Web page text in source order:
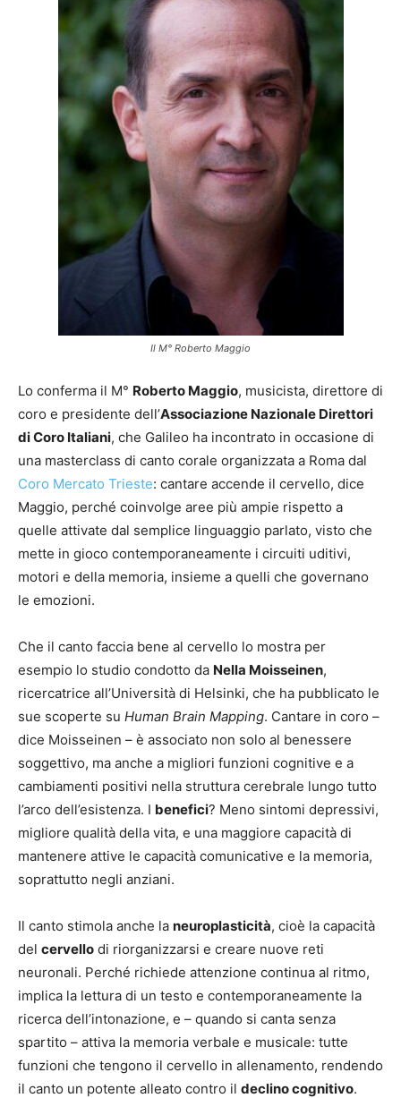
Il M° Roberto Maggio
Lo conferma il M° Roberto Maggio, musicista, direttore di
coro e presidente dell’Associazione Nazionale Direttori
di Coro Italiani, che Galileo ha incontrato in occasione di
una masterclass di canto corale organizzata a Roma dal
Coro Mercato Trieste: cantare accende il cervello, dice
Maggio, perché coinvolge aree più ampie rispetto a
quelle attivate dal semplice linguaggio parlato, visto che
mette in gioco contemporaneamente i circuiti uditivi,
motori e della memoria, insieme a quelli che governano
le emozioni.
Che il canto faccia bene al cervello lo mostra per
esempio lo studio condotto da Nella Moisseinen,
ricercatrice all’Università di Helsinki, che ha pubblicato le
sue scoperte su Human Brain Mapping. Cantare in coro –
dice Moisseinen – è associato non solo al benessere
soggettivo, ma anche a migliori funzioni cognitive e a
cambiamenti positivi nella struttura cerebrale lungo tutto
l’arco dell’esistenza. I benefici? Meno sintomi depressivi,
migliore qualità della vita, e una maggiore capacità di
mantenere attive le capacità comunicative e la memoria,
soprattutto negli anziani.
Il canto stimola anche la neuroplasticità, cioè la capacità
del cervello di riorganizzarsi e creare nuove reti
neuronali. Perché richiede attenzione continua al ritmo,
implica la lettura di un testo e contemporaneamente la
ricerca dell’intonazione, e – quando si canta senza
spartito – attiva la memoria verbale e musicale: tutte
funzioni che tengono il cervello in allenamento, rendendo
il canto un potente alleato contro il declino cognitivo.